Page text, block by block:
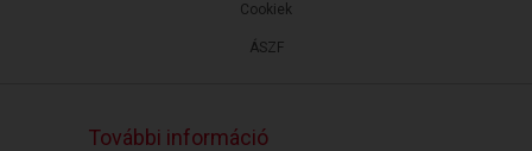
ÁSZF
Cookiek
További információ